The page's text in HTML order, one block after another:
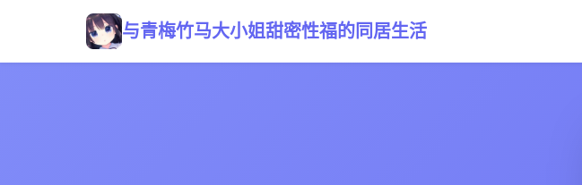
与青梅竹马大小姐甜密性福的同居生活